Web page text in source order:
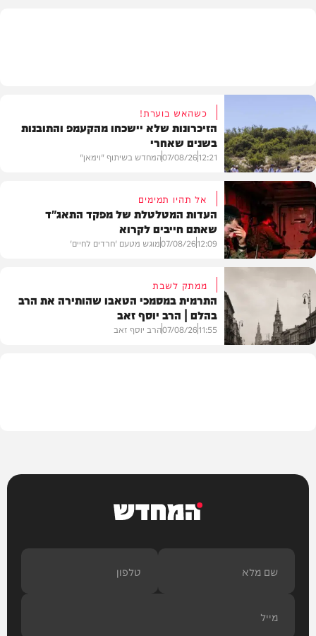
וידאו
כשהאש בוערת!
הזיכרונות שלא יישכחו מהקעמפ והתובנות
בשנים שאחרי
12:21
07/08/26המחדש בשיתוף "וימאן"
דעות
אל תהיו תמימים
העדות המטלטלת של מפקד התאג"ד
שאתם חייבים לקרוא
12:09
07/08/26מוגש מטעם 'חרדים לחיים'
ממתק לשבת
התרמית במסמכי הטאבו שהותירה את הרב
בהלם | הרב יוסף זאב
11:55
07/08/26הרב יוסף זאב
המחדש